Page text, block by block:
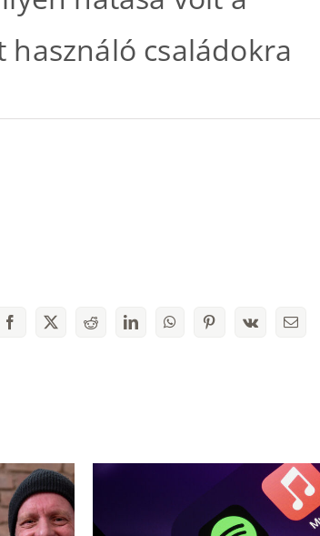
használó családokra
Facebook
X RedditLinkedInWhatsAppPinterest
Vk Email